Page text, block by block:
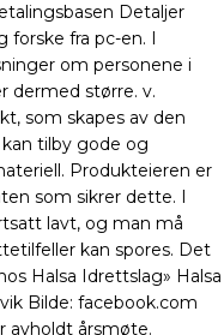
Detaljer
fra pc-en. I
om personene i
dermed større. v.
som skapes av den
tilby gode og
Produkteieren er
som sikrer dette. I
lavt, og man må
kan spores. Det
Halsa Idrettslag» Halsa
Bilde: facebook.com
avholdt årsmøte.